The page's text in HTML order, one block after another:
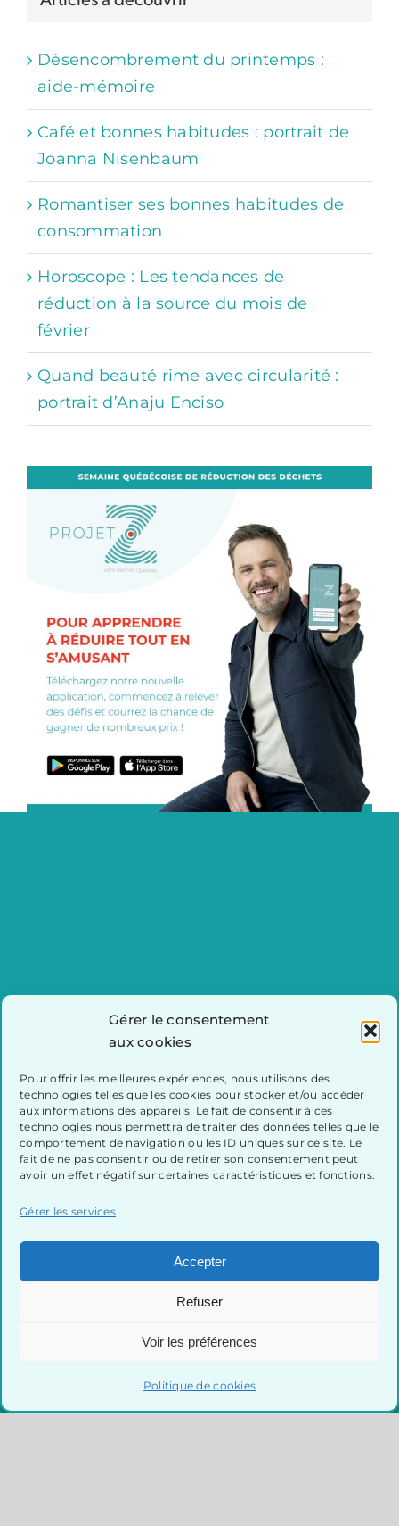
Gérer le consentement
aux cookies
Pour offrir les meilleures expériences, nous utilisons des
technologies telles que les cookies pour stocker et/ou accéder
aux informations des appareils. Le fait de consentir à ces
technologies nous permettra de traiter des données telles que le
comportement de navigation ou les ID uniques sur ce site. Le
fait de ne pas consentir ou de retirer son consentement peut
avoir un effet négatif sur certaines caractéristiques et fonctions.
Gérer les services
Accepter
Refuser
Voir les préférences
Politique de cookies
Désencombrement du printemps :
aide-mémoire
Café et bonnes habitudes : portrait de
Joanna Nisenbaum
Romantiser ses bonnes habitudes de
consommation
Horoscope : Les tendances de
réduction à la source du mois de
février
Quand beauté rime avec circularité :
portrait d’Anaju Enciso
Semaine québécoise de
réduction des déchets